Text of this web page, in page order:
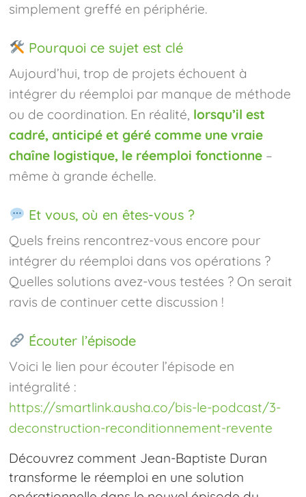
simplement greffé en périphérie.
Pourquoi ce sujet est clé
Aujourd’hui, trop de projets échouent à
intégrer du réemploi par manque de méthode
ou de coordination. En réalité, lorsqu’il est
cadré, anticipé et géré comme une vraie
chaîne logistique, le réemploi fonctionne –
même à grande échelle.
Et vous, où en êtes-vous ?
Quels freins rencontrez-vous encore pour
intégrer du réemploi dans vos opérations ?
Quelles solutions avez-vous testées ? On serait
ravis de continuer cette discussion !
Écouter l’épisode
Voici le lien pour écouter l’épisode en
intégralité :
https://smartlink.ausha.co/bis-le-podcast/3-
deconstruction-reconditionnement-revente
Découvrez comment Jean-Baptiste Duran
transforme le réemploi en une solution